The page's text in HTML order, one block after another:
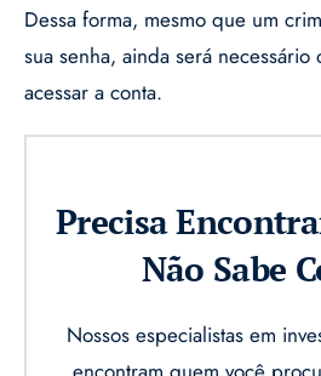
Dessa forma, mesmo que um
sua senha, ainda será
acessar a conta.
Precisa
Não Sabe
Nossos especialistas em